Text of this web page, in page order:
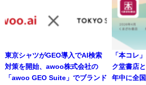
東京シャツがGEO導入でAI検索
対策を開始、awoo株式会社の
「awoo GEO Suite」でブランド
「本コレ
ク堂書店
年中に全